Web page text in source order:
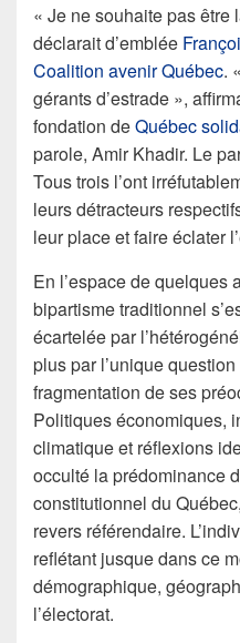
« Je ne souhaite pas être
déclarait d’emblée
Coalition avenir Québec.
gérants d’estrade »,
fondation deQuébec
parole, Amir Khadir. Le
Tous trois l’ont
leurs détracteurs
leur place et faire éclater
En l’espace de quelques
bipartisme traditionnel
écartelée par
plus par l’unique
fragmentation de ses
Politiques économiques,
climatique et réflexions
occulté la prédominance
constitutionnel du
revers référendaire.
reflétant jusque dans ce
démographique,
l’électorat.